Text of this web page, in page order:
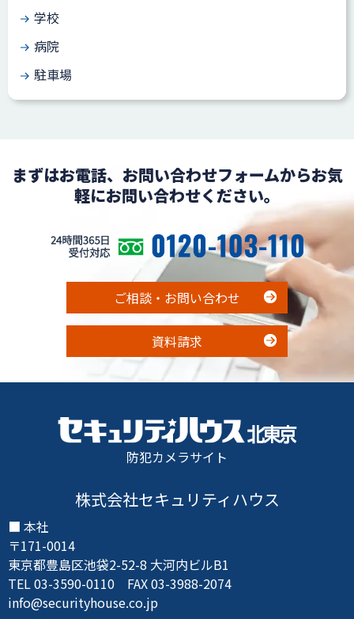
学校
病院
駐車場
まずはお電話、お問い合わせフォームからお気
軽にお問い合わせください。
ご相談・お問い合わせ
資料請求
防犯カメラサイト
株式会社セキュリティハウス
本社
〒171-0014
東京都豊島区池袋2-52-8 大河内ビルB1
TEL 03-3590-0110 FAX 03-3988-2074
info@securityhouse.co.jp